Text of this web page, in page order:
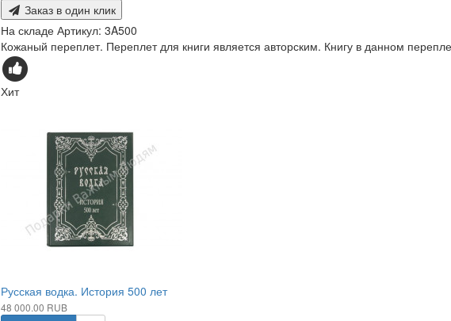
Заказ в один клик
На складе Артикул: 3A500
Кожаный переплет. Переплет для книги является авторским. Книгу в данном
Хит
Русская водка. История 500 лет
48 000.00 RUB